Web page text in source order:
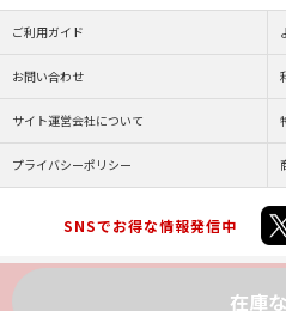
在庫
ご利用ガイド
お問い合わせ
サイト運営会社について
プライバシーポリシー
SNSでお得な情報発信中